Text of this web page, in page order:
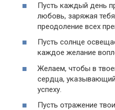
Пусть каждый день
любовь, заряжая
преодоление всех
Пусть солнце
каждое желание
Желаем, чтобы в
сердца,
успеху.
Пусть отражение